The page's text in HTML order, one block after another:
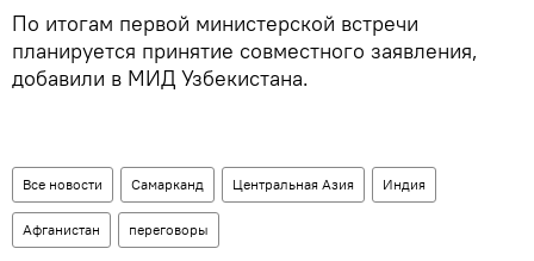
По итогам первой министерской встречи
планируется принятие совместного заявления,
добавили в МИД Узбекистана.
Все новости Самарканд Центральная Азия Индия
Афганистан переговоры